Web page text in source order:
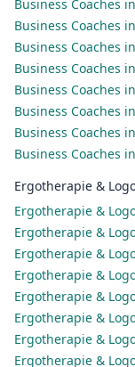
Business Coaches
Business Coaches
Business Coaches
Business Coaches
Business Coaches
Business Coaches
Business Coaches
Business Coaches
Ergotherapie &
Ergotherapie &
Ergotherapie &
Ergotherapie &
Ergotherapie &
Ergotherapie &
Ergotherapie &
Ergotherapie &
Ergotherapie &